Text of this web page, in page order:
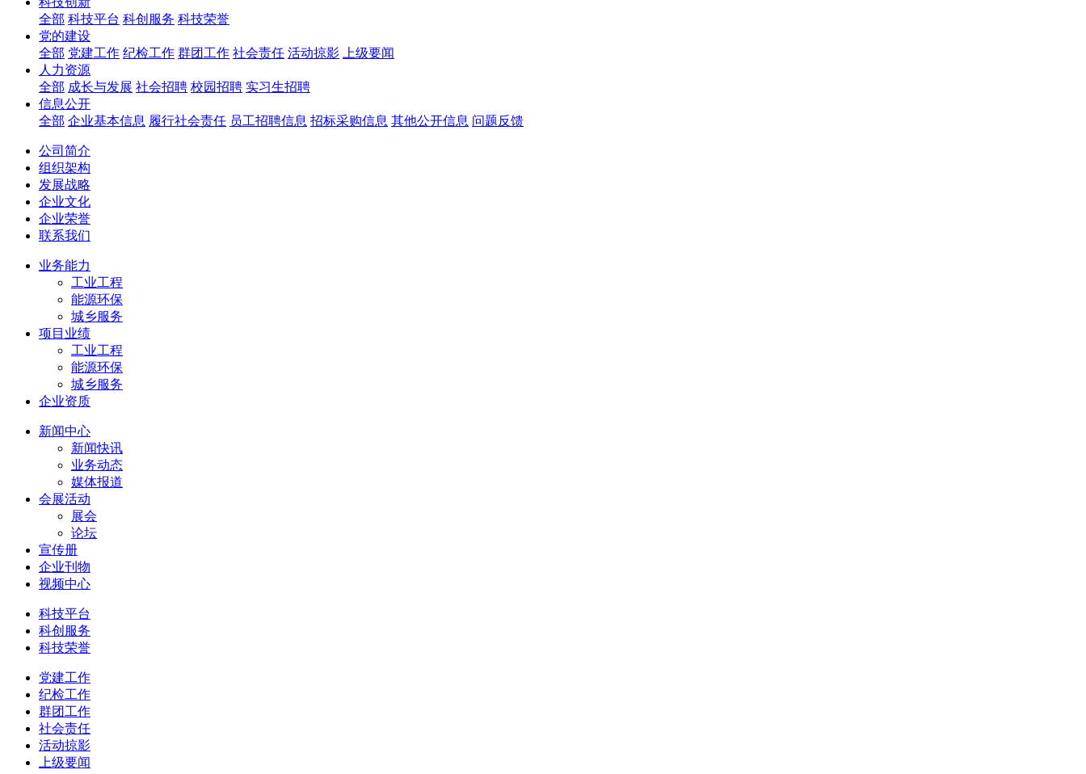
全部 科技平台 科创服务 科技荣誉
党的建设
全部 党建工作 纪检工作 群团工作 社会责任 活动掠影
上级要闻
人力资源
全部 成长与发展 社会招聘 校园招聘 实习生招聘
信息公开
全部 企业基本信息 履行社会责任 员工招聘信息 招标采购信息 其他公开信息 问题反馈
公司简介
组织架构
发展战略
企业文化
企业荣誉
联系我们
业务能力
工业工程
能源环保
城乡服务
项目业绩
工业工程
能源环保
城乡服务
企业资质
新闻中心
新闻快讯
业务动态
媒体报道
会展活动
展会
论坛
宣传册
企业刊物
视频中心
科技平台
科创服务
科技荣誉
党建工作
纪检工作
群团工作
社会责任
活动掠影
上级要闻